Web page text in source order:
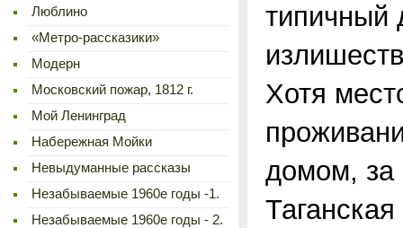
Люблино
«Метро-рассказики»
Модерн
Московский пожар, 1812 г.
Мой Ленинград
Набережная Мойки
Невыдуманные рассказы
Незабываемые 1960е годы -1.
Незабываемые 1960е годы - 2.
типичный
Хотя
домом, за